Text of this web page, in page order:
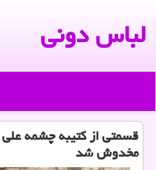
لباس دونی
قسمتی از كتیبه چشمه علی
مخدوش شد